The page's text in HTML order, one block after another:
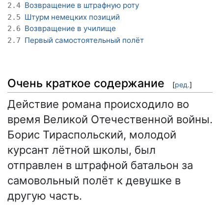
2.4 Возвращение в штрафную роту
2.5 Штурм немецких позиций
2.6 Возвращение в училище
2.7 Первый самостоятельный полёт
Очень краткое содержание [ред.]
Действие романа происходило во
время Великой Отечественной войны.
Борис Тираспольский, молодой
курсант лётной школы, был
отправлен в штрафной батальон за
самовольный полёт к девушке в
другую часть.